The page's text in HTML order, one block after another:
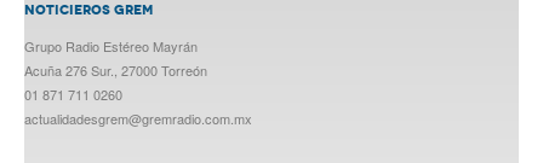
NOTICIEROS GREM
Grupo Radio Estéreo Mayrán
Acuña 276 Sur., 27000 Torreón
01 871 711 0260
actualidadesgrem@gremradio.com.mx